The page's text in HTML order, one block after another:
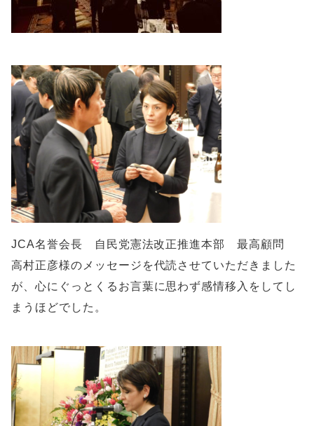
JCA名誉会長 自民党憲法改正推進本部 最高顧問
高村正彦様のメッセージを代読させていただきました
が、心にぐっとくるお言葉に思わず感情移入をしてし
まうほどでした。